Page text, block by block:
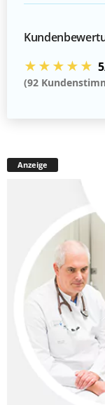
★★★★★
(92
Anzeige